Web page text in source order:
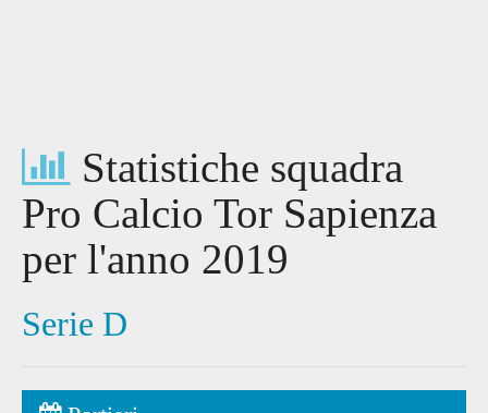
Statistiche squadra
Pro Calcio Tor Sapienza
per l'anno 2019
Serie D